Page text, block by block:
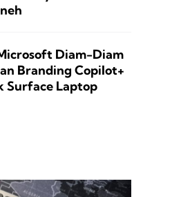
Diam-Diam
Branding Copilot+
Surface Laptop